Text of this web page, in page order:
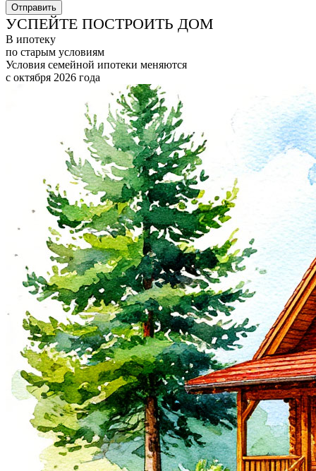
УСПЕЙТЕ ПОСТРОИТЬ ДОМ
В ипотеку
по старым условиям
Условия семейной ипотеки меняются
с октября 2026 года